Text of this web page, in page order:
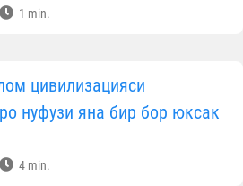
1 min.
цивилизацияси
нуфузи яна бир бор юксак
4 min.